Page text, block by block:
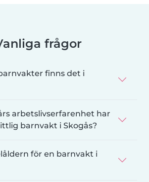
frågor
finns det i
arbetslivserfarenhet har
barnvakt i Skogås?
för en barnvakt i